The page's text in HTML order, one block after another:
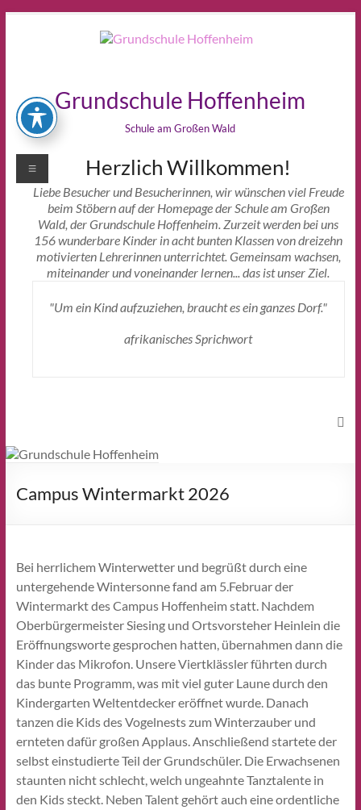
Grundschule Hoffenheim
Schule am Großen Wald
Herzlich Willkommen!
Liebe Besucher und Besucherinnen, wir wünschen viel Freude
beim Stöbern auf der Homepage der Schule am Großen
Wald, der Grundschule Hoffenheim. Zurzeit werden bei uns
156 wunderbare Kinder in acht bunten Klassen von dreizehn
motivierten Lehrerinnen unterrichtet. Gemeinsam wachsen,
miteinander und voneinander lernen... das ist unser Ziel.
"Um ein Kind aufzuziehen, braucht es ein ganzes Dorf."
afrikanisches Sprichwort
Menü
Campus Wintermarkt 2026
Bei herrlichem Winterwetter und begrüßt durch eine
untergehende Wintersonne fand am 5.Februar der
Wintermarkt des Campus Hoffenheim statt. Nachdem
Oberbürgermeister Siesing und Ortsvorsteher Heinlein die
Eröffnungsworte gesprochen hatten, übernahmen dann die
Kinder das Mikrofon. Unsere Viertklässler führten durch
das bunte Programm, was mit viel guter Laune durch den
Kindergarten Weltentdecker eröffnet wurde. Danach
tanzen die Kids des Vogelnests zum Winterzauber und
ernteten dafür großen Applaus. Anschließend startete der
selbst einstudierte Teil der Grundschüler. Die Erwachsenen
staunten nicht schlecht, welch ungeahnte Tanztalente in
den Kids steckt. Neben Talent gehört auch eine ordentliche